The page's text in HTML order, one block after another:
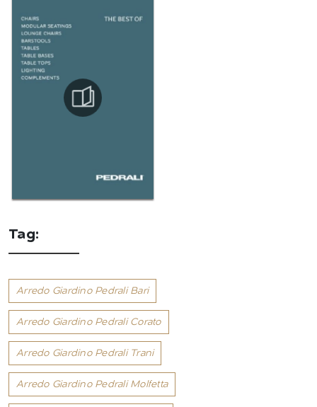
Tag:
Arredo Giardino Pedrali Bari
Arredo Giardino Pedrali Corato
Arredo Giardino Pedrali Trani
Arredo Giardino Pedrali Molfetta